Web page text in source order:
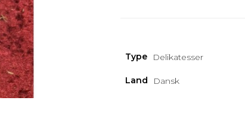
Type Delikatesser
Land Dansk